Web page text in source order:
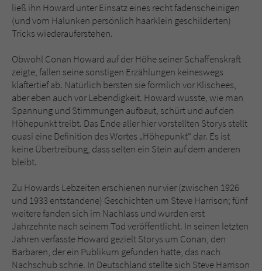
ließ ihn Howard unter Einsatz eines recht fadenscheinigen
(und vom Halunken persönlich haarklein geschilderten)
Tricks wiederauferstehen.
Obwohl Conan Howard auf der Höhe seiner Schaffenskraft
zeigte, fallen seine sonstigen Erzählungen keineswegs
klaftertief ab. Natürlich bersten sie förmlich vor Klischees,
aber eben auch vor Lebendigkeit. Howard wusste, wie man
Spannung und Stimmungen aufbaut, schürt und auf den
Höhepunkt treibt. Das Ende aller hier vorstellten Storys stellt
quasi eine Definition des Wortes „Höhepunkt“ dar. Es ist
keine Übertreibung, dass selten ein Stein auf dem anderen
bleibt.
Zu Howards Lebzeiten erschienen nur vier (zwischen 1926
und 1933 entstandene) Geschichten um Steve Harrison; fünf
weitere fanden sich im Nachlass und wurden erst
Jahrzehnte nach seinem Tod veröffentlicht. In seinen letzten
Jahren verfasste Howard gezielt Storys um Conan, den
Barbaren, der ein Publikum gefunden hatte, das nach
Nachschub schrie. In Deutschland stellte sich Steve Harrison